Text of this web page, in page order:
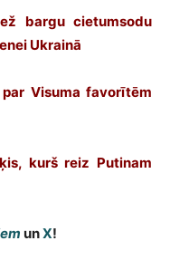
bargu cietumsodu
Ukrainā
Visuma favorītēm
kurš reiz Putinam
unX!